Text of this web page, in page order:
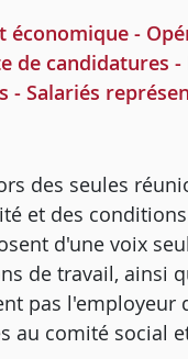
économique -
de candidatures
- Salariés
des seules
et des
d'une voix
de travail, ainsi
pas l'employeur
au comité social